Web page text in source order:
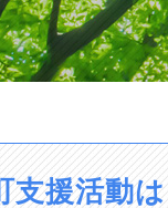
支援活動